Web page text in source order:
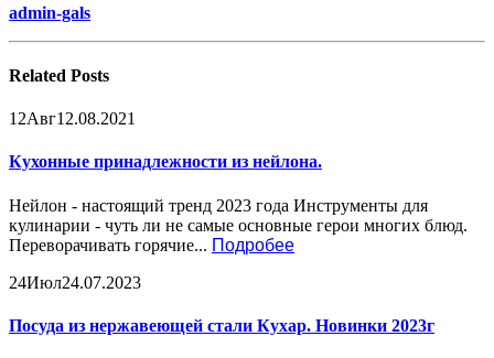
admin-gals
Related Posts
12Авг12.08.2021
Кухонные принадлежности из нейлона.
Нейлон - настоящий тренд 2023 года Инструменты для
кулинарии - чуть ли не самые основные герои многих блюд.
Переворачивать горячие... Подробее
24Июл24.07.2023
Посуда из нержавеющей стали Кухар. Новинки 2023г